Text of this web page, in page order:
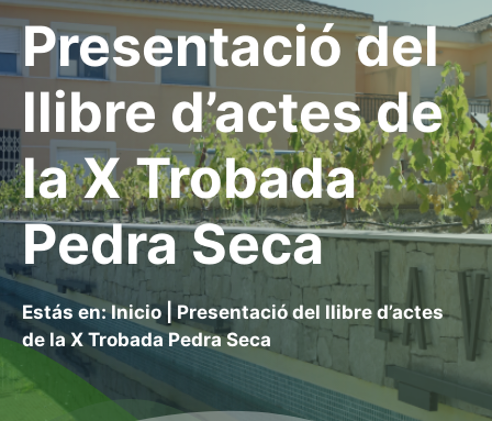
Presentació del
llibre d’actes de
la X Trobada
Pedra Seca
Estás en:Inicio |Presentació del llibre d’actes
de la X Trobada Pedra Seca